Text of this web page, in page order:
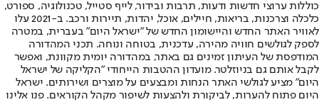
כוללות ערוצי חדשות ודעות, תרבות ובידור, לייף סטייל, טכנולוגיה, ספורט,
כלכלה וצרכנות, בריאות, חיילים, אוכל, יהדות, תיירות ורכב. ב-2021 עלו
לאוויר האתר החדש והיישומון החדש של "ישראל היום" בעברית, במטרה
לספק לגולשים חוויה מהירה, עדכנית, בטוחה ונוחה. תכני המהדורה
המודפסת של העיתון זמינים גם באתר, במהדורה יומית מקוונת, ואפשר
לקבל אותם גם בניוזלטר. מועדון ההטבות הייחודי "הקליקה של ישראל
היום" מציע לגולשי האתר הנחות ומבצעים על מוצרים ושירותים. ישראל
היום פתוח להערות, לביקורת ולהצעות לשיפור מקהל הקוראים. פנו אלינו